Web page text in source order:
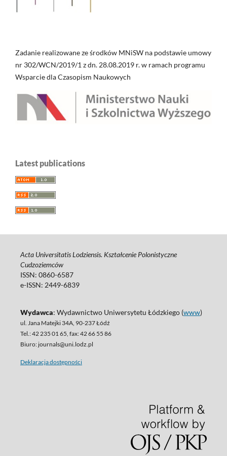
Zadanie realizowane ze środków MNiSW na podstawie umowy
nr 302/WCN/2019/1 z dn. 28.08.2019 r. w ramach programu
Wsparcie dla Czasopism Naukowych
Latest publications
Acta Universitatis Lodziensis. Kształcenie Polonistyczne
Cudzoziemców
ISSN: 0860-6587
e-ISSN: 2449-6839
Wydawca: Wydawnictwo Uniwersytetu Łódzkiego (www)
ul. Jana Matejki 34A, 90-237 Łódź
Tel.: 42 235 01 65, fax: 42 66 55 86
Biuro: journals@uni.lodz.pl
Deklaracja dostępności